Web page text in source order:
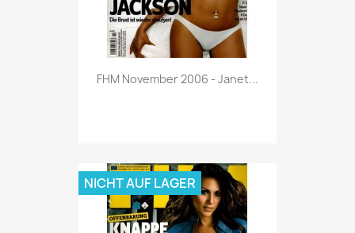
Vorschau
FHM November 2006 - Janet...
NICHT AUF LAGER